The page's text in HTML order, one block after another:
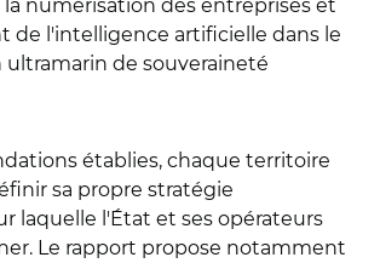
la numérisation des entreprises et
de l'intelligence artificielle dans le
ultramarin de souveraineté
établies, chaque territoire
sa propre stratégie
laquelle l'État et ses opérateurs
Le rapport propose notamment